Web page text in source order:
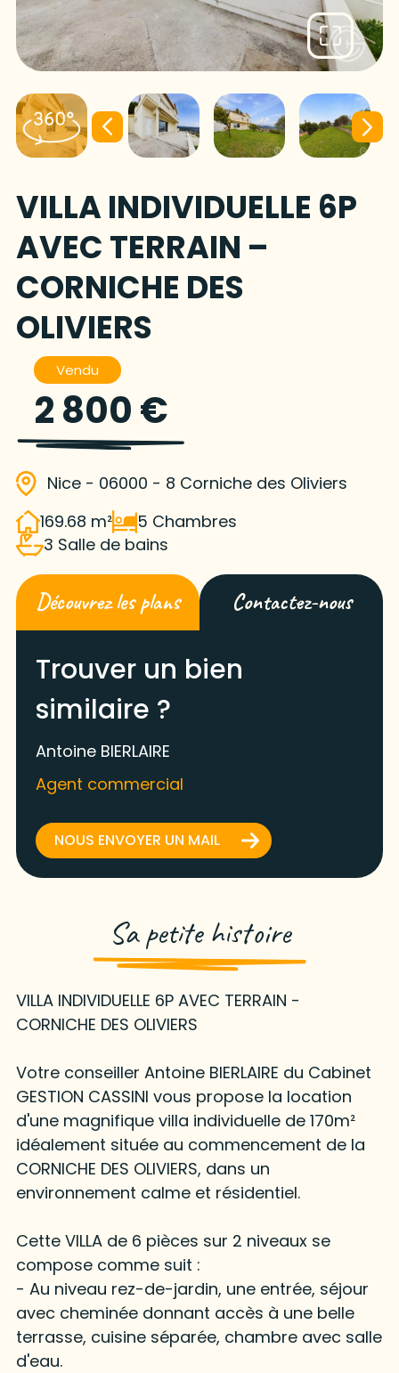
VILLA INDIVIDUELLE 6P
AVEC TERRAIN –
CORNICHE DES
OLIVIERS
Vendu
2 800 €
Nice - 06000 - 8 Corniche des Oliviers
169.68 m²
5 Chambres
3 Salle de bains
Découvrez les plans Contactez-nous
Trouver un bien
similaire ?
Antoine BIERLAIRE
Agent commercial
NOUS ENVOYER UN MAIL
Sa petite histoire
VILLA INDIVIDUELLE 6P AVEC TERRAIN -
CORNICHE DES OLIVIERS
Votre conseiller Antoine BIERLAIRE du Cabinet
GESTION CASSINI vous propose la location
d'une magnifique villa individuelle de 170m²
idéalement située au commencement de la
CORNICHE DES OLIVIERS, dans un
environnement calme et résidentiel.
Cette VILLA de 6 pièces sur 2 niveaux se
compose comme suit :
- Au niveau rez-de-jardin, une entrée, séjour
avec cheminée donnant accès à une belle
terrasse, cuisine séparée, chambre avec salle
d'eau.